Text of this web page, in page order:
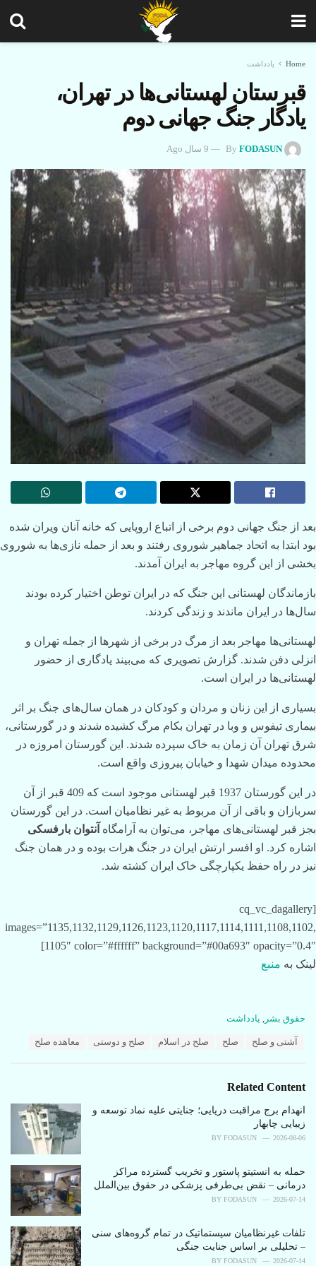
Home یادداشت‌
قبرستان لهستانی‌ها در تهران،
یادگار جنگ جهانی دوم
By FODASUN 9 سال Ago
بعد از جنگ جهانی دوم برخی از اتباع اروپایی که خانه آنان ویران شده
بود ابتدا به اتحاد جماهیر شوروی رفتند و بعد از حمله نازی‌ها به شوروی
بخشی از این گروه مهاجر به ایران آمدند.
بازماندگان لهستانی این جنگ که در ایران توطن اختیار کرده بودند
سال‌ها در ایران ماندند و زندگی کردند.
لهستانی‌ها مهاجر بعد از مرگ در برخی از شهرها از جمله تهران و
انزلی دفن شدند. گزارش تصویری که می‌بیند یادگاری از حضور
لهستانی‌ها در ایران است.
بسیاری از این زنان و مردان و کودکان در همان سال‌های جنگ بر اثر
بیماری تیفوس و وبا در تهران بکام مرگ کشیده شدند و در گورستانی،
شرق تهران آن زمان به خاک سپرده شدند. این گورستان امروزه در
محدوده میدان شهدا و خیابان پیروزی واقع است.
در این گورستان 1937 قبر لهستانی موجود است که 409 قبر از آن
سربازان و باقی از آن مربوط به غیر نظامیان است. در این گورستان
بجز قبر لهستانی‌های مهاجر، می‌توان به آرامگاه آنتوان بارفسکی
اشاره کرد. او افسر ارتش ایران در جنگ هرات بوده و در همان جنگ
نیز در راه حفظ یکپارچگی خاک ایران کشته شد.
[cq_vc_dagallery
images=”1135,1132,1129,1126,1123,1120,1117,1114,1111,1108,1102,
1105″ color=”#ffffff” background=”#00a693″ opacity=”0.4″]
لینک به منبع
C
r
i
s
حقوق بشر یادداشت‌
T
:
آشتی و صلح صلح صلح در اسلام صلح و دوستی معاهده صلح
Related Content
انهدام برج مراقبت دریایی؛ جنایتی علیه نماد توسعه و
زیبایی چابهار
BY FODASUN 2026-08-06
حمله به انستیتو پاستور و تخریب گسترده مراکز
درمانی – نقض بی‌طرفی پزشکی در حقوق بین‌الملل
BY FODASUN 2026-07-14
تلفات غیرنظامیان سیستماتیک در تمام گروه‌های سنی
– تحلیلی بر اساس جنایت جنگی
BY FODASUN 2026-07-14